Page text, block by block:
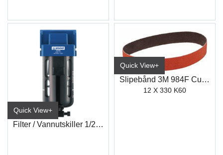
Quick View+
Filter / Vannutskiller 1/2" Prevost
Quick View+
Slipebånd 3M 984F Cubitron II
12 X 330 K60